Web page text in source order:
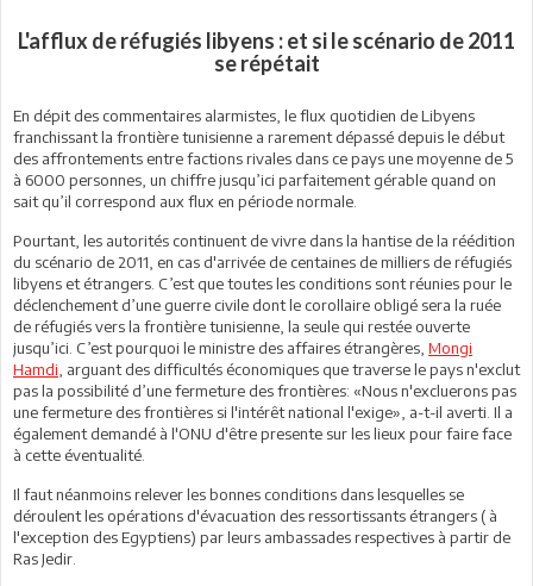
L'afflux de réfugiés libyens : et si le scénario de 2011
se répétait
En dépit des commentaires alarmistes, le flux quotidien de Libyens
franchissant la frontière tunisienne a rarement dépassé depuis le début
des affrontements entre factions rivales dans ce pays une moyenne de 5
à 6000 personnes, un chiffre jusqu’ici parfaitement gérable quand on
sait qu’il correspond aux flux en période normale.
Pourtant, les autorités continuent de vivre dans la hantise de la réédition
du scénario de 2011, en cas d'arrivée de centaines de milliers de réfugiés
libyens et étrangers. C’est que toutes les conditions sont réunies pour le
déclenchement d’une guerre civile dont le corollaire obligé sera la ruée
de réfugiés vers la frontière tunisienne, la seule qui restée ouverte
jusqu’ici. C’est pourquoi le ministre des affaires étrangères, Mongi
Hamdi , arguant des difficultés économiques que traverse le pays n'exclut
pas la possibilité d’une fermeture des frontières: «Nous n'excluerons pas
une fermeture des frontières si l'intérêt national l'exige», a-t-il averti. Il a
également demandé à l'ONU d'être presente sur les lieux pour faire face
à cette éventualité.
Il faut néanmoins relever les bonnes conditions dans lesquelles se
déroulent les opérations d'évacuation des ressortissants étrangers ( à
l'exception des Egyptiens) par leurs ambassades respectives à partir de
Ras Jedir.